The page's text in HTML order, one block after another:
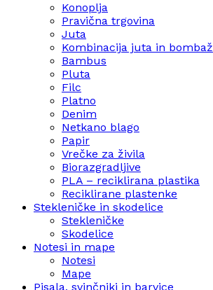
Konoplja
Pravična trgovina
Juta
Kombinacija juta in bombaž
Bambus
Pluta
Filc
Platno
Denim
Netkano blago
Papir
Vrečke za živila
Biorazgradljive
PLA – reciklirana plastika
Reciklirane plastenke
Stekleničke in skodelice
Stekleničke
Skodelice
Notesi in mape
Notesi
Mape
Pisala, svinčniki in barvice